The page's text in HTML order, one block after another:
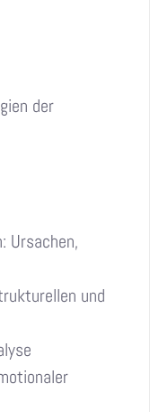
der
Ursachen,
und